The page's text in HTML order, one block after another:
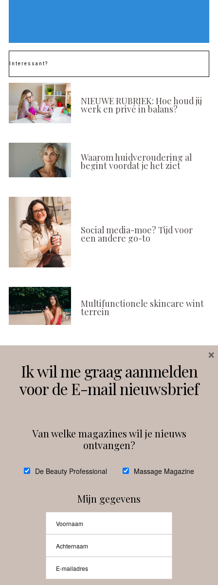
Interessant?
NIEUWE RUBRIEK: Hoe houd jij
werk en privé in balans?
Waarom huidveroudering al
begint voordat je het ziet
Social media-moe? Tijd voor
een andere go-to
Multifunctionele skincare wint
terrein
Instagram Facebook
debeautyprofessional
Beauty-Pro.nl
Ik wil me graag aanmelden
voor de E-mail nieuwsbrief
Van welke magazines wil je nieuws
ontvangen?
De Beauty Professional Massage Magazine
Mijn gegevens
×